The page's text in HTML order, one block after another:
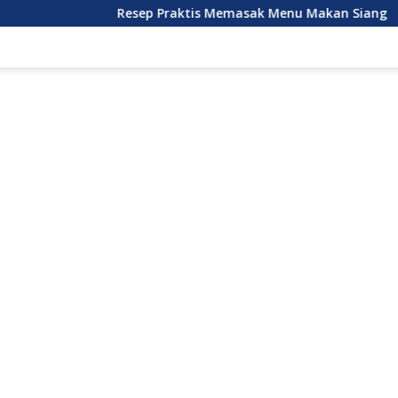
Resep Praktis Memasak Menu Makan Siang